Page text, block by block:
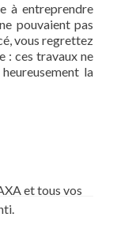
à entreprendre
pouvaient pas
vous regrettez
: ces travaux ne
la
et tous vos